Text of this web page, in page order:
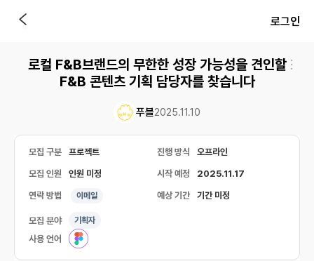
로그인
로컬 F&B브랜드의 무한한 성장 가능성을 견인할
F&B 콘텐츠 기획 담당자를 찾습니다
푸블2025.11.10
모집 구분 프로젝트 진행 방식 오프라인
모집 인원 인원 미정 시작 예정 2025.11.17
연락 방법 이메일 예상 기간 기간 미정
모집 분야 기획자
사용 언어